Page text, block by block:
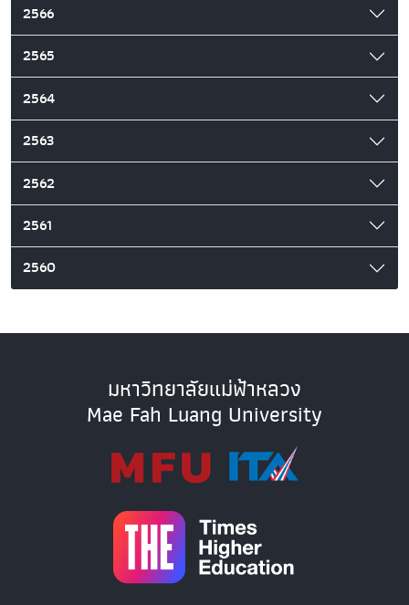
2566
2565
2564
2563
2562
2561
2560
มหาวิทยาลัยแม่ฟ้าหลวง
Mae Fah Luang University